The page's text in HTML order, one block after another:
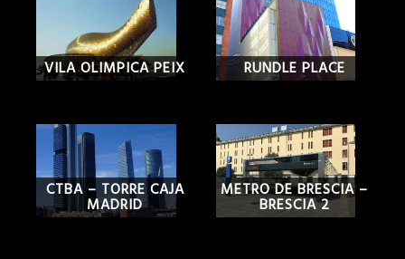
VILA OLIMPICA PEIX RUNDLE PLACE
CTBA – TORRE CAJA
MADRID
METRO DE BRESCIA –
BRESCIA 2